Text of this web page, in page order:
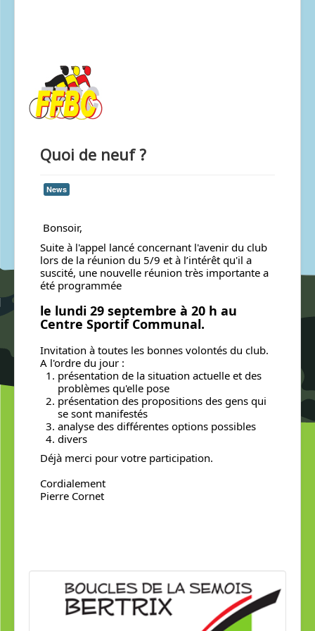
Quoi de neuf ?
News
Bonsoir,
Suite à l'appel lancé concernant l'avenir du club
lors de la réunion du 5/9 et à l’intérêt qu'il a
suscité, une nouvelle réunion très importante a
été programmée
le lundi 29 septembre à 20 h au
Centre Sportif Communal.
Invitation à toutes les bonnes volontés du club.
A l'ordre du jour :
présentation de la situation actuelle et des
problèmes qu'elle pose
présentation des propositions des gens qui
se sont manifestés
analyse des différentes options possibles
divers
Déjà merci pour votre participation.
Cordialement
Pierre Cornet